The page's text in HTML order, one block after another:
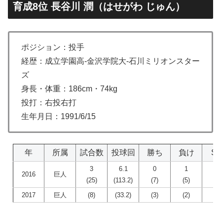
育成8位 長谷川 潤（はせがわ じゅん）
ポジション：投手
経歴：成立学園高-金沢学院大-石川ミリオンスター
ズ
身長・体重：186cm・74kg
投打：右投右打
生年月日：1991/6/15
年 所属 試合数 投球回 勝ち 負け S
2016 巨人
3
(25)
6.1
(113.2)
0
(7)
1
(5)
2017
巨人 (8) (33.2) (3) (2)